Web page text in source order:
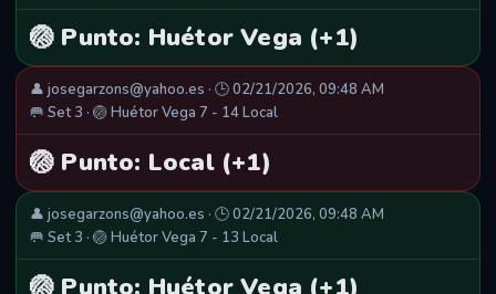
🏐 Punto: Huétor Vega (+1)
👤 josegarzons@yahoo.es · 🕒 02/21/2026, 09:48 AM
🥅 Set 3 · 🏐 Huétor Vega 7 - 14 Local
🏐 Punto: Local (+1)
👤 josegarzons@yahoo.es · 🕒 02/21/2026, 09:48 AM
🥅 Set 3 · 🏐 Huétor Vega 7 - 13 Local